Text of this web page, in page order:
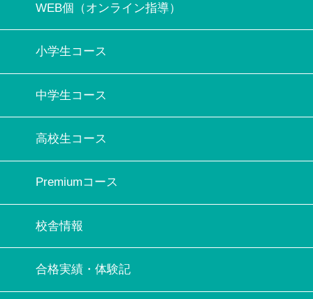
WEB個（オンライン指導）
小学生コース
中学生コース
高校生コース
Premiumコース
校舎情報
合格実績・体験記